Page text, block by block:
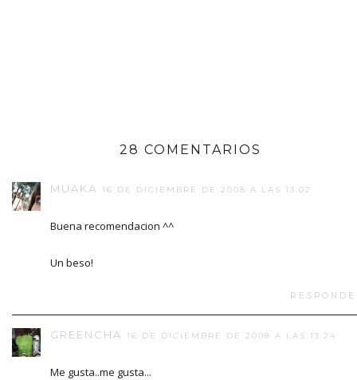
28 COMENTARIOS
MUAKA 16 DE DICIEMBRE DE 2008 A LAS 13:02
Buena recomendacion ^^
Un beso!
GREENCHA 16 DE DICIEMBRE DE 2008 A LAS 13:24
Me gusta..me gusta...